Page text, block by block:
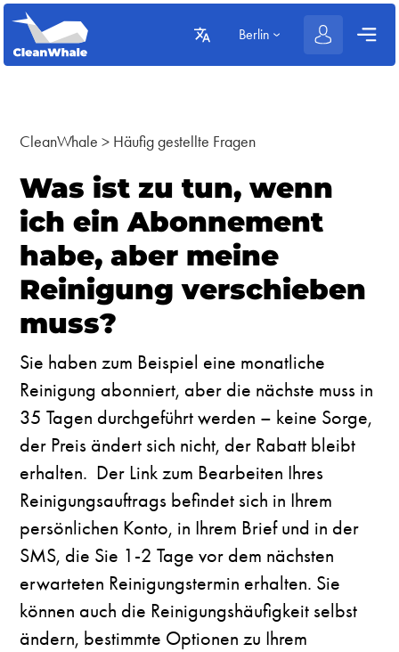
Berlin
CleanWhale > Häufig gestellte Fragen
Was ist zu tun, wenn
ich ein Abonnement
habe, aber meine
Reinigung verschieben
muss?
Sie haben zum Beispiel eine monatliche
Reinigung abonniert, aber die nächste muss in
35 Tagen durchgeführt werden – keine Sorge,
der Preis ändert sich nicht, der Rabatt bleibt
erhalten. Der Link zum Bearbeiten Ihres
Reinigungsauftrags befindet sich in Ihrem
persönlichen Konto, in Ihrem Brief und in der
SMS, die Sie 1-2 Tage vor dem nächsten
erwarteten Reinigungstermin erhalten. Sie
können auch die Reinigungshäufigkeit selbst
ändern, bestimmte Optionen zu Ihrem